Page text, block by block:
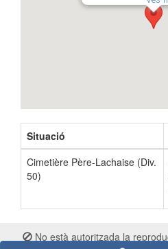
Situació
Cimetière Père-Lachaise (Div.
50)
No està autoritzada la